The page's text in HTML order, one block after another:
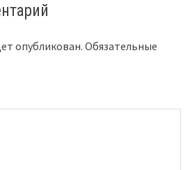
опубликован. Обязательные